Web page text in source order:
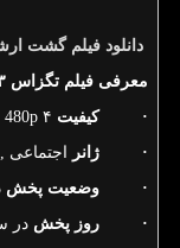
دانلود فیلم گشت
معرفی فیلم تگزاس ۳
·کیفیت ۴
· ژانر اجتماعی
· وضعیت پخش
· روز پخش در